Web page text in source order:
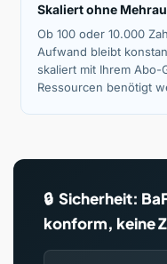
Skaliert ohne
Ob 100 oder 10.000
Aufwand bleibt
skaliert mit Ihrem
Ressourcen benötigt
🔒 Sicherheit:
konform, keine